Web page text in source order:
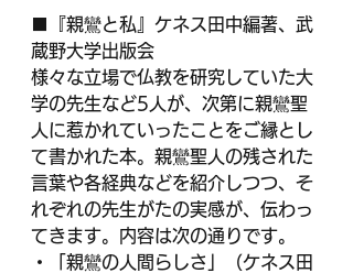
■『親鸞と私』ケネス田中編著、武
蔵野大学出版会
様々な立場で仏教を研究していた大
学の先生など5人が、次第に親鸞聖
人に惹かれていったことをご縁とし
て書かれた本。親鸞聖人の残された
言葉や各経典などを紹介しつつ、そ
れぞれの先生がたの実感が、伝わっ
てきます。内容は次の通りです。
・「親鸞の人間らしさ」（ケネス田